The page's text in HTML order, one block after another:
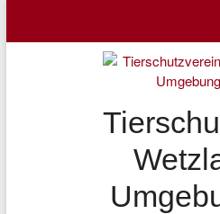
content